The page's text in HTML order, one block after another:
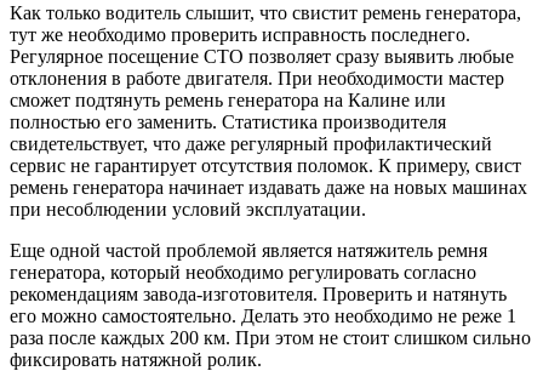
Как только водитель слышит, что свистит ремень генератора,
тут же необходимо проверить исправность последнего.
Регулярное посещение СТО позволяет сразу выявить любые
отклонения в работе двигателя. При необходимости мастер
сможет подтянуть ремень генератора на Калине или
полностью его заменить. Статистика производителя
свидетельствует, что даже регулярный профилактический
сервис не гарантирует отсутствия поломок. К примеру, свист
ремень генератора начинает издавать даже на новых машинах
при несоблюдении условий эксплуатации.
Еще одной частой проблемой является натяжитель ремня
генератора, который необходимо регулировать согласно
рекомендациям завода-изготовителя. Проверить и натянуть
его можно самостоятельно. Делать это необходимо не реже 1
раза после каждых 200 км. При этом не стоит слишком сильно
фиксировать натяжной ролик.